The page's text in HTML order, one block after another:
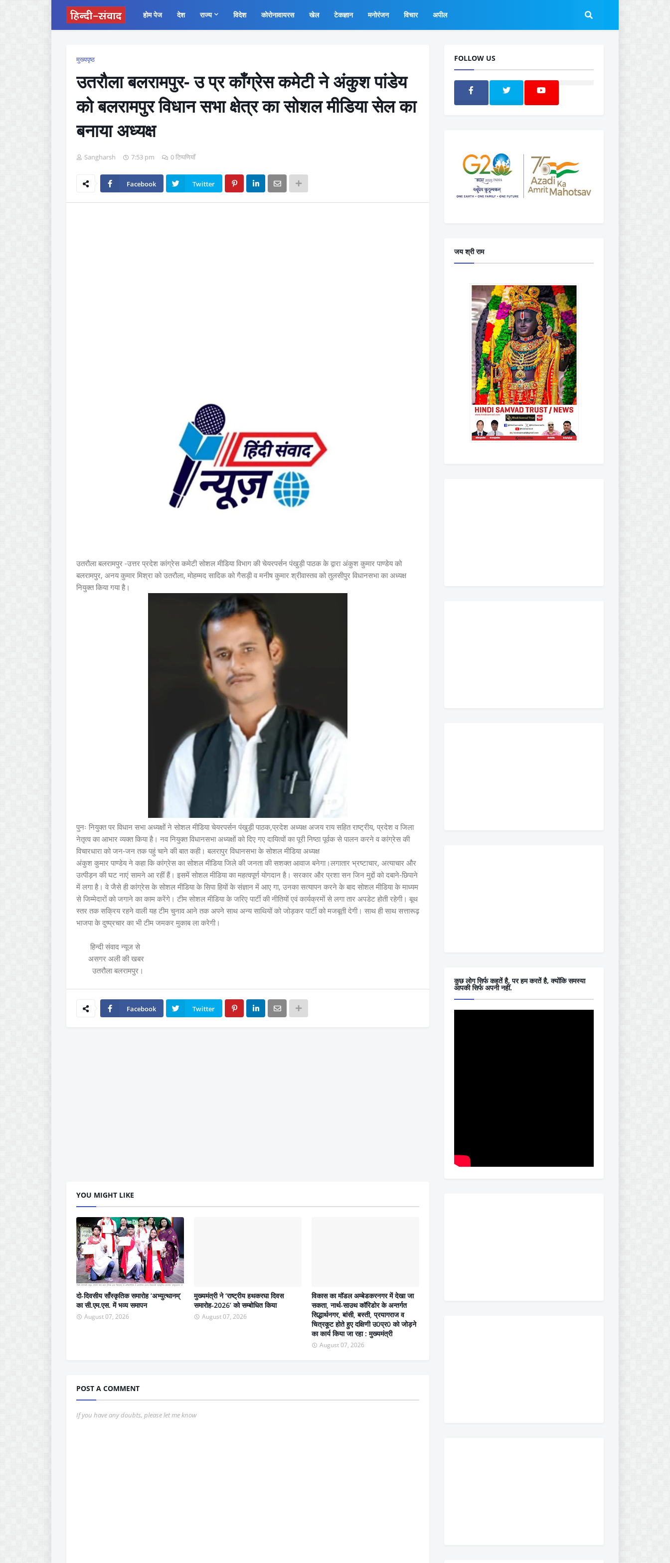
होम पेज देश राज्य विदेश कोरोनावायरस खेल टेकज्ञान मनोरंजन विचार अपील
मुख्यपृष्ठ
उतरौला बलरामपुर- उ प्र काँग्रेस कमेटी ने अंकुश पांडेय
को बलरामपुर विधान सभा क्षेत्र का सोशल मीडिया सेल का
बनाया अध्यक्ष
Sangharsh 7:53 pm 0 टिप्पणियाँ
Facebook Twitter
उतरौला बलरामपुर -उत्तर प्रदेश कांग्रेस कमेटी सोशल मीडिया विभाग की चेयरपर्सन पंखुड़ी पाठक के द्वारा अंकुश कुमार पाण्डेय को
बलरामपुर, अनय कुमार मिश्रा को उतरौला, मोहम्मद सादिक को गैसड़ी व मनीष कुमार श्रीवास्तव को तुलसीपुर विधानसभा का अध्यक्ष
नियुक्त किया गया है।
पुनः नियुक्त पर विधान सभा अध्यक्षों ने सोशल मीडिया चेयरपर्सन पंखुड़ी पाठक,प्रदेश अध्यक्ष अजय राय सहित राष्ट्रीय, प्रदेश व जिला
नेतृत्व का आभार व्यक्त किया है। नव नियुक्त विधानसभा अध्यक्षों को दिए गए दायित्वों का पूरी निष्ठा पूर्वक से पालन करने व कांग्रेस की
विचारधारा को जन-जन तक पहुं चाने की बात कही। बलरापुर विधानसभा के सोशल मीडिया अध्यक्ष
अंकुश कुमार पाण्डेय ने कहा कि कांग्रेस का सोशल मीडिया जिले की जनता की सशक्त आवाज बनेगा।लगातार भ्रष्टाचार, अत्याचार और
उत्पीड़न की घट नाएं सामने आ रहीं हैं। इसमें सोशल मीडिया का महत्वपूर्ण योगदान है। सरकार और प्रशा सन जिन मुद्दों को दबाने-छिपाने
में लगा है। वे जैसे ही कांग्रेस के सोशल मीडिया के सिपा हियों के संज्ञान में आए गा, उनका सत्यापन करने के बाद सोशल मीडिया के माध्यम
से जिम्मेदारों को जगाने का काम करेंगे। टीम सोशल मीडिया के जरिए पार्टी की नीतियों एवं कार्यक्रमों से लगा तार अपडेट होती रहेगी। बूथ
स्तर तक सक्रिय रहने वाली यह टीम चुनाव आने तक अपने साथ अन्य साथियों को जोड़कर पार्टी को मजबूती देगी। साथ ही साथ सत्तारूढ़
भाजपा के दुष्प्रचार का भी टीम जमकर मुकाब ला करेगी।
हिन्दी संवाद न्यूज से
असगर अली की खबर
उतरौला बलरामपुर।
Facebook Twitter
YOU MIGHT LIKE
दो-दिवसीय साँस्कृतिक समारोह ‘अभ्युत्थानम्’
का सी.एम.एस. में भव्य समापन
August 07, 2026
मुख्यमंत्री ने ‘राष्ट्रीय हथकरघा दिवस
समारोह-2026’ को सम्बोधित किया
August 07, 2026
विकास का मॉडल अम्बेडकरनगर में देखा जा
सकता, नार्थ-साउथ कॉरिडोर के अन्तर्गत
सिद्धार्थनगर, बांसी, बस्ती, प्रयागराज व
चित्रकूट होते हुए दक्षिणी उ0प्र0 को जोड़ने
का कार्य किया जा रहा : मुख्यमंत्री
August 07, 2026
POST A COMMENT
If you have any doubts, please let me know
FOLLOW US
जय श्री राम
कुछ लोग सिर्फ कहतें है, पर हम करतें है, क्योंकि समस्या
आपकी सिर्फ अपनी नहीं.